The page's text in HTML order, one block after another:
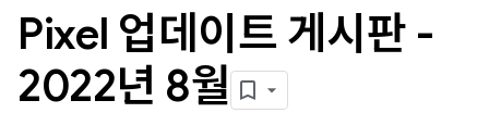
Pixel 업데이트 게시판 -
2022년 8월